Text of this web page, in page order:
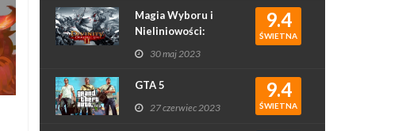
9.4
ŚWIETNA
Magia Wyboru i
Nieliniowości:
Recenzja Gry
Divinity: Original Sin
II
30 maj 2023
9.4
ŚWIETNA
GTA 5
27 czerwiec 2023